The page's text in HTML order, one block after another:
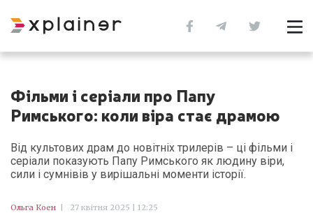
Фільми і серіали про Папу
Римського: коли віра стає драмою
Від культових драм до новітніх трилерів – ці фільми і
серіали показують Папу Римського як людину віри,
сили і сумнівів у вирішальні моменти історії.
Ольга Коен 27 квітня 2025 | 12:25